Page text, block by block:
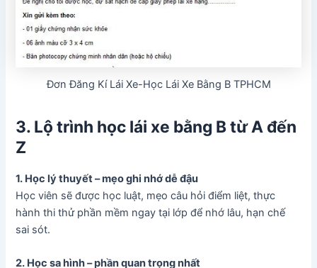
Đơn Đăng Kí Lái Xe-Học Lái Xe Bằng B TPHCM
3. Lộ trình học lái xe bằng B từ A đến
Z
1. Học lý thuyết – mẹo ghi nhớ dễ đậu
Học viên sẽ được học luật, mẹo câu hỏi điểm liệt, thực
hành thi thử phần mềm ngay tại lớp để nhớ lâu, hạn chế
sai sót.
2. Học sa hình – phần quan trọng nhất